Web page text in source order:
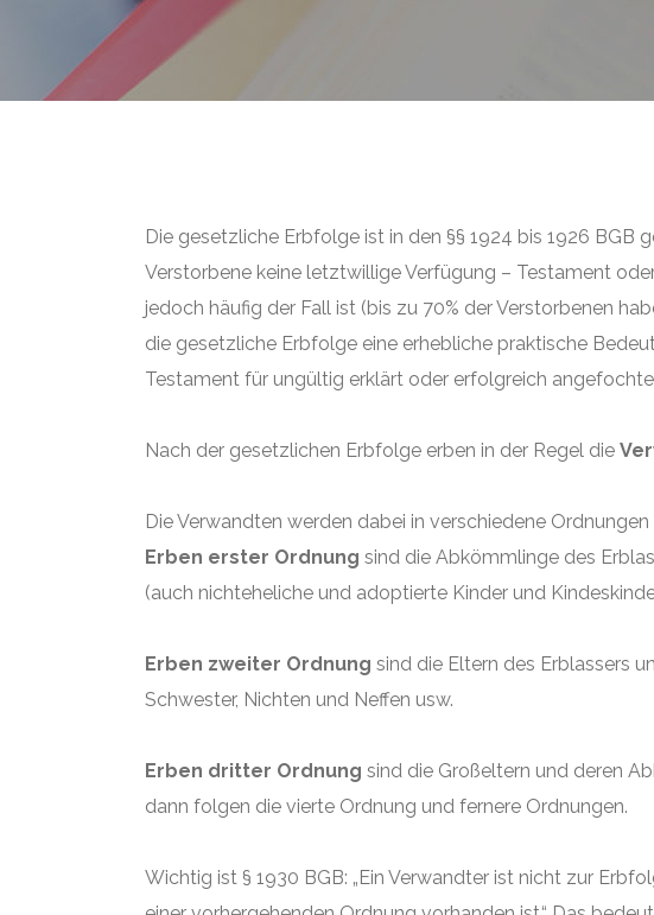
Die gesetzliche Erbfolge ist in den §§ 1924 bis 1926 BGB
Verstorbene keine letztwillige Verfügung – Testament
jedoch häufig der Fall ist (bis zu 70% der Verstorbenen
die gesetzliche Erbfolge eine erhebliche praktische
Testament für ungültig erklärt oder erfolgreich
Nach der gesetzlichen Erbfolge erben in der Regel die
Die Verwandten werden dabei in verschiedene
Erben erster Ordnung sind die Abkömmlinge des
(auch nichteheliche und adoptierte Kinder und
Erben zweiter Ordnung sind die Eltern des Erblassers
Schwester, Nichten und Neffen usw.
Erben dritter Ordnung sind die Großeltern und deren
dann folgen die vierte Ordnung und fernere Ordnungen.
Wichtig ist § 1930 BGB: „Ein Verwandter ist nicht zur